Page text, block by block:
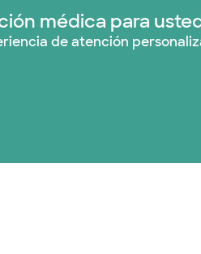
médica para
de atención